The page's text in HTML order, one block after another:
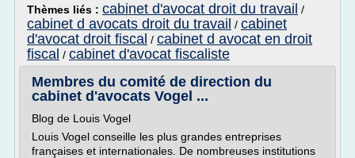
Thèmes liés : cabinet d'avocat droit du travail /
cabinet d avocats droit du travail / cabinet
d'avocat droit fiscal / cabinet d avocat en droit
fiscal / cabinet d'avocat fiscaliste
Membres du comité de direction du
cabinet d'avocats Vogel ...
Blog de Louis Vogel
Louis Vogel conseille les plus grandes entreprises
françaises et internationales. De nombreuses institutions